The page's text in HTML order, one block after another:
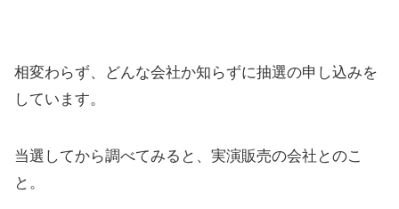
相変わらず、どんな会社か知らずに抽選の申し込みを
しています。
当選してから調べてみると、実演販売の会社とのこ
と。